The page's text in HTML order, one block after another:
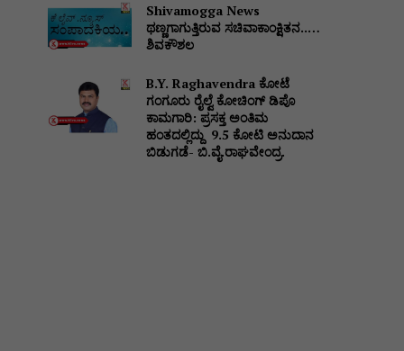
Shivamogga News
ಥಣ್ಣಗಾಗುತ್ತಿರುವ ಸಚಿವಾಕಾಂಕ್ಷಿತನ..…
ಶಿವಕೌಶಲ
B.Y. Raghavendra ಕೋಟೆ
ಗಂಗೂರು ರೈಲ್ವೆ ಕೋಚಿಂಗ್ ಡಿಪೊ
ಕಾಮಗಾರಿ: ಪ್ರಸಕ್ತ ಅಂತಿಮ
ಹಂತದಲ್ಲಿದ್ದು ₹ 9.5 ಕೋಟಿ ಅನುದಾನ
ಬಿಡುಗಡೆ- ಬಿ.ವೈ.ರಾಘವೇಂದ್ರ.